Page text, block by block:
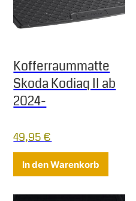
Kofferraummatte
Skoda Kodiaq II ab
2024-
49,95€
In den Warenkorb